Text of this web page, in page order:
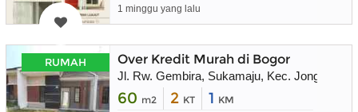
1 minggu yang lalu
RUMAH Over Kredit Murah di Bogor
Jl. Rw. Gembira, Sukamaju, Kec. Jonggol,
60 m2 2 KT 1 KM